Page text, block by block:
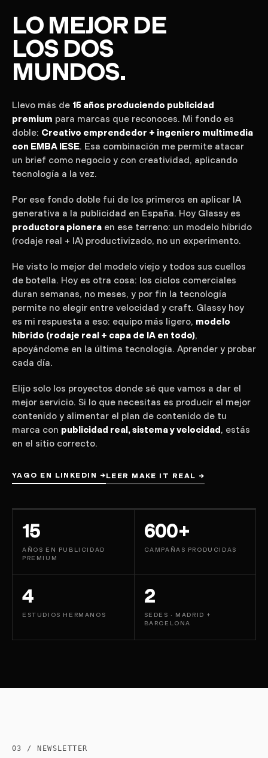
LO MEJOR DE
LOS DOS
MUNDOS.
Llevo más de 15 años produciendo publicidad
premium para marcas que reconoces. Mi fondo es
doble: Creativo emprendedor + ingeniero multimedia
con EMBA IESE. Esa combinación me permite atacar
un brief como negocio y con creatividad, aplicando
tecnología a la vez.
Por ese fondo doble fui de los primeros en aplicar IA
generativa a la publicidad en España. Hoy Glassy es
productora pionera en ese terreno: un modelo híbrido
(rodaje real + IA) productivizado, no un experimento.
He visto lo mejor del modelo viejo y todos sus cuellos
de botella. Hoy es otra cosa: los ciclos comerciales
duran semanas, no meses, y por fin la tecnología
permite no elegir entre velocidad y craft. Glassy hoy
es mi respuesta a eso: equipo más ligero, modelo
híbrido (rodaje real + capa de IA en todo),
apoyándome en la última tecnología. Aprender y probar
cada día.
Elijo solo los proyectos donde sé que vamos a dar el
mejor servicio. Si lo que necesitas es producir el mejor
contenido y alimentar el plan de contenido de tu
marca con publicidad real, sistema y velocidad, estás
en el sitio correcto.
YAGO EN LINKEDIN →LEER MAKE IT REAL →
15
AÑOS EN PUBLICIDAD
PREMIUM
600+
CAMPAÑAS PRODUCIDAS
4
ESTUDIOS HERMANOS
2
SEDES · MADRID +
BARCELONA
03 / NEWSLETTER